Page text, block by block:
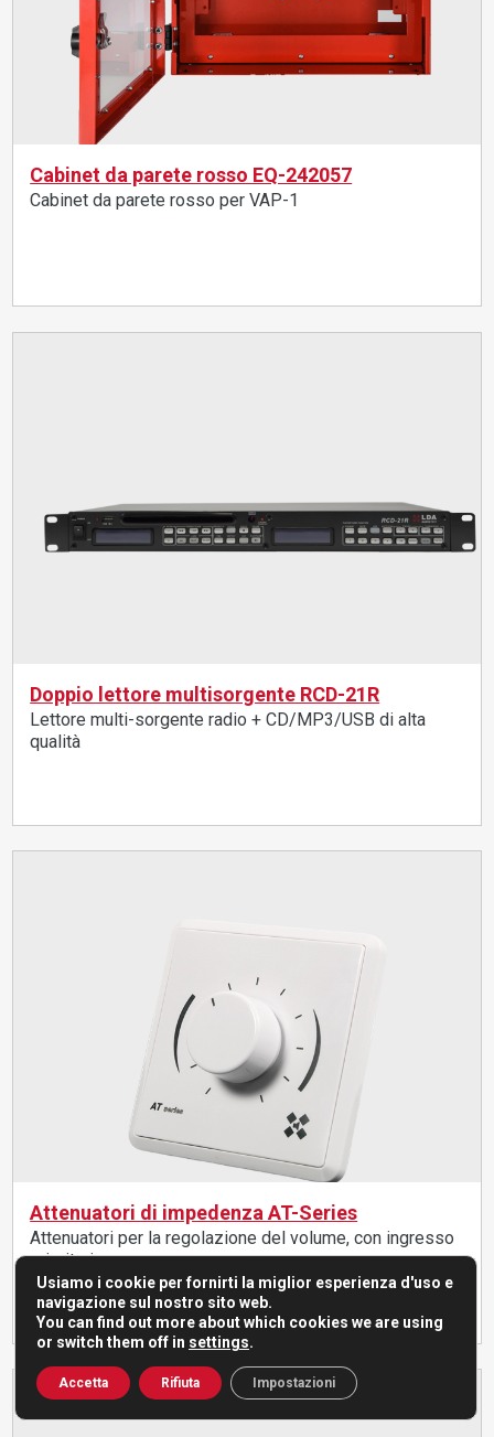
Cabinet da parete rosso EQ-242057
Cabinet da parete rosso per VAP-1
Doppio lettore multisorgente RCD-21R
Lettore multi-sorgente radio + CD/MP3/USB di alta
qualità
Attenuatori di impedenza AT-Series
Attenuatori per la regolazione del volume, con ingresso
prioritario.
Usiamo i cookie per fornirti la miglior esperienza d'uso e
navigazione sul nostro sito web.
You can find out more about which cookies we are using
or switch them off in settings.
Accetta Rifiuta Impostazioni